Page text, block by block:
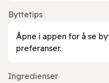
Byttetips
Åpne i appen for å se
preferanser.
Ingredienser